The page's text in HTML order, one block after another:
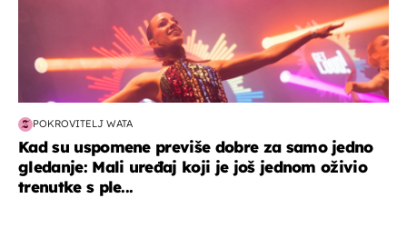
POKROVITELJ WATA
Kad su uspomene previše dobre za samo jedno
gledanje: Mali uređaj koji je još jednom oživio
trenutke s ple...